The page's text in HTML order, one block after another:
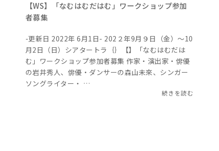
【WS】「なむはむだはむ」ワークショップ参加
者募集
-更新日 2022年 6月1日- 202２年9月９日（金）～10
月2日（日）シアタートラ｛｝【】「なむはむだは
む」ワークショップ参加者募集 作家・演出家・俳優
の岩井秀人、俳優・ダンサーの森山未來、シンガー
ソングライター・ …
続きを読む